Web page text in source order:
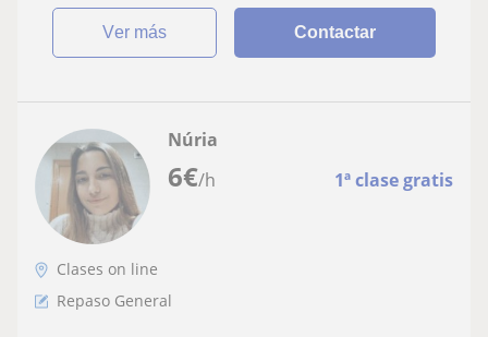
ver más Contactar
6€/h 1ª clase gratis
Núria
Clases on line
Repaso General